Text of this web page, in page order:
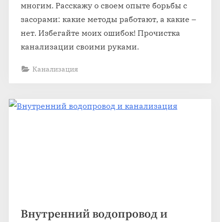
многим. Расскажу о своем опыте борьбы с
засорами: какие методы работают, а какие –
нет. Избегайте моих ошибок! Прочистка
канализации своими руками.
Канализация
Внутренний водопровод и